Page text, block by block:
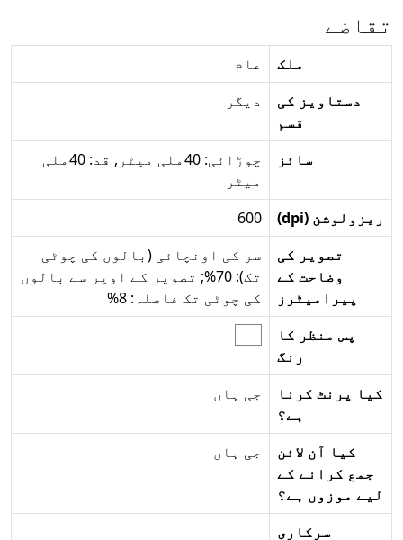
تقاضے
ملک
عام
دستاویز کی
قسم
دیگر
سائز
چوڑائی: 40ملی میٹر, قد: 40ملی
میٹر
ریزولوشن (dpi)
600
تصویر کی
وضاحت کے
پیرامیٹرز
سر کی اونچائی (بالوں کی چوٹی
تک): 70%; تصویر کے اوپر سے بالوں
کی چوٹی تک فاصلہ: 8%
پس منظر کا
رنگ
کیا پرنٹ کرنا
ہے؟
جی ہاں
کیا آن لائن
جمع کرانے کے
لیے موزوں ہے؟
جی ہاں
سرکاری